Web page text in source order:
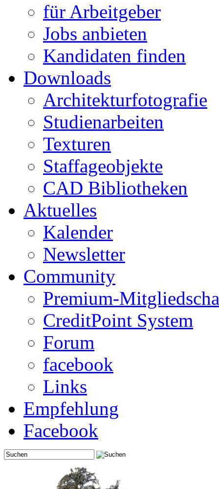
für Arbeitgeber
Jobs anbieten
Kandidaten finden
Downloads
Architekturfotografie
Studienarbeiten
Texturen
Staffageobjekte
CAD Bibliotheken
Aktuelles
Kalender
Newsletter
Community
Premium-
CreditPoint System
Forum
facebook
Links
Empfehlung
Facebook